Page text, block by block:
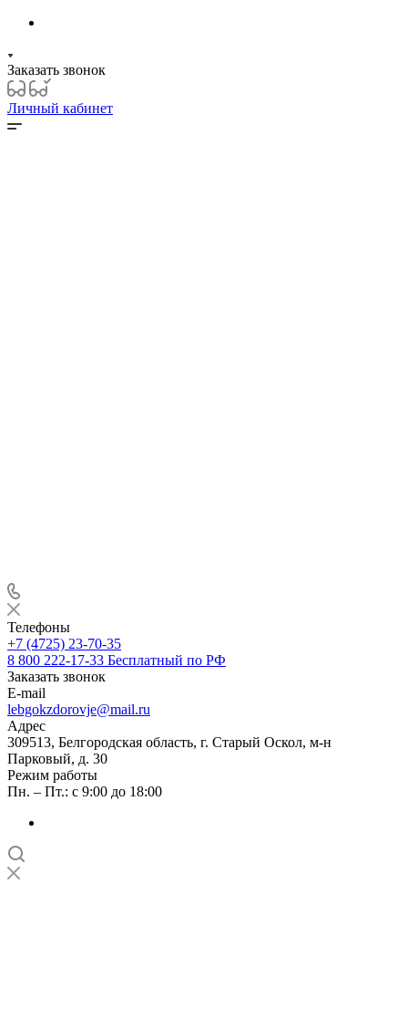
Заказать звонок
Личный кабинет
Телефоны
+7 (4725) 23-70-35
8 800 222-17-33 Бесплатный по РФ
Заказать звонок
E-mail
lebgokzdorovje@mail.ru
Адрес
309513, Белгородская область, г. Старый Оскол, м-н
Парковый, д. 30
Режим работы
Пн. – Пт.: с 9:00 до 18:00